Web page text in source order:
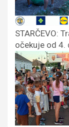
STARČEVO:
očekuje od 4.